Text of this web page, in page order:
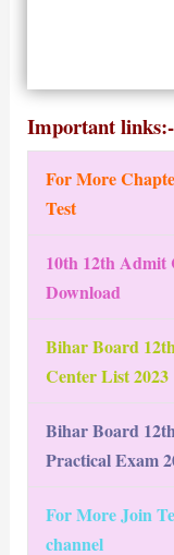
Important links:-
For More
Test
10th 12th Admit
Download
Bihar Board
Center List 2023
Bihar Board
Practical Exam
For More Join
channel